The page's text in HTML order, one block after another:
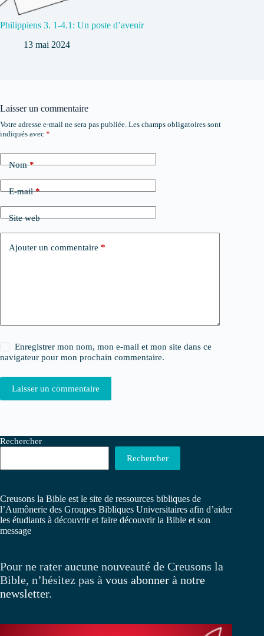
Philippiens 3. 1-4.1: Un poste d’avenir
13 mai 2024
Laisser un commentaire
Votre adresse e-mail ne sera pas publiée. Les champs obligatoires sont
indiqués avec *
Nom*
E-mail*
Site web
Ajouter un commentaire *
Enregistrer mon nom, mon e-mail et mon site dans ce
navigateur pour mon prochain commentaire.
Laisser un commentaire
Rechercher
Rechercher
Creusons la Bible est le site de ressources bibliques de
l’Aumônerie des Groupes Bibliques Universitaires afin d’aider
les étudiants à découvrir et faire découvrir la Bible et son
message
Pour ne rater aucune nouveauté de Creusons la
Bible, n’hésitez pas à vous abonner à notre
newsletter.